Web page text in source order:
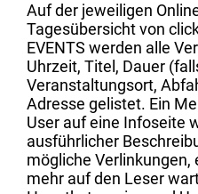
Auf der jeweiligen
Tagesübersicht von
EVENTS werden alle
Uhrzeit, Titel, Dauer
Veranstaltungsort,
Adresse gelistet. Ein
User auf eine Infoseite
ausführlicher
mögliche Verlinkungen,
mehr auf den Leser